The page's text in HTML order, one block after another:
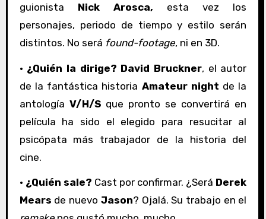
guionista Nick Arosca, esta vez los
personajes, periodo de tiempo y estilo serán
distintos. No será found-footage, ni en 3D.
· ¿Quién la dirige? David Bruckner, el autor
de la fantástica historia Amateur night de la
antología V/H/Sque pronto se convertirá en
película ha sido el elegido para resucitar al
psicópata más trabajador de la historia del
cine.
· ¿Quién sale? Cast por confirmar. ¿Será Derek
Mears de nuevo Jason? Ojalá. Su trabajo en el